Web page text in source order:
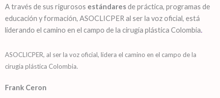
A través de sus rigurosos estándaresde práctica, programas de
educación y formación, ASOCLICPER al ser la voz oficial, está
liderando el camino en el campo de la cirugía plástica Colombia.
ASOCLICPER, al ser la voz oficial, lidera el camino en el campo de la
cirugía plástica Colombia.
Frank Ceron